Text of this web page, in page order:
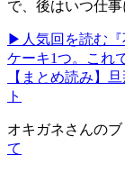
で、後はいつ仕
▶人気回を読む『
ケーキ1つ。これ
【まとめ読み】
ト
オキガネさんのブ
て